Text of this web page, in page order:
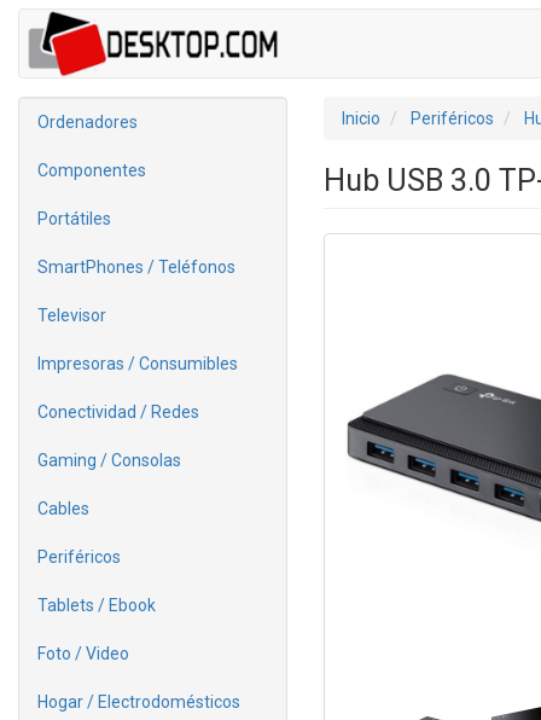
Ordenadores
Componentes
Portátiles
SmartPhones / Teléfonos
Televisor
Impresoras / Consumibles
Conectividad / Redes
Gaming / Consolas
Cables
Periféricos
Tablets / Ebook
Foto / Video
Hogar / Electrodomésticos
Inicio Periféricos
Hub USB 3.0